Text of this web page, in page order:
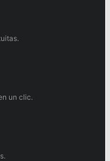
un clic.